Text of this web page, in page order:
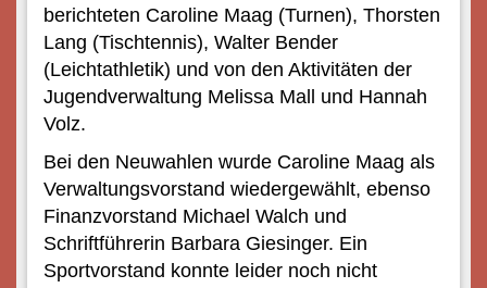
berichteten Caroline Maag (Turnen), Thorsten
Lang (Tischtennis), Walter Bender
(Leichtathletik) und von den Aktivitäten der
Jugendverwaltung Melissa Mall und Hannah
Volz.
Bei den Neuwahlen wurde Caroline Maag als
Verwaltungsvorstand wiedergewählt, ebenso
Finanzvorstand Michael Walch und
Schriftführerin Barbara Giesinger. Ein
Sportvorstand konnte leider noch nicht